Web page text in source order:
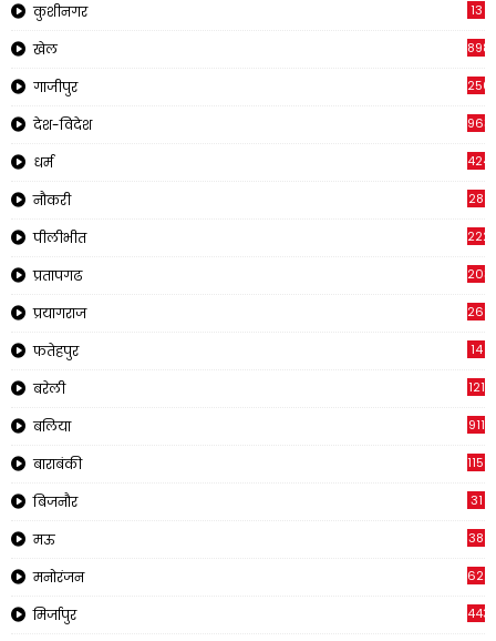
कुशीनगर 13
खेल 898
गाजीपुर 250
देश-विदेश 963
धर्म 424
नौकरी 28
पीलीभीत
प्रतापगढ
प्रयागराज 269
फतेहपुर 14
बरेली 121
बलिया 911
बाराबंकी 1150
बिजनौर 31
मऊ 38
मनोरंजन 622
मिर्जापुर 443